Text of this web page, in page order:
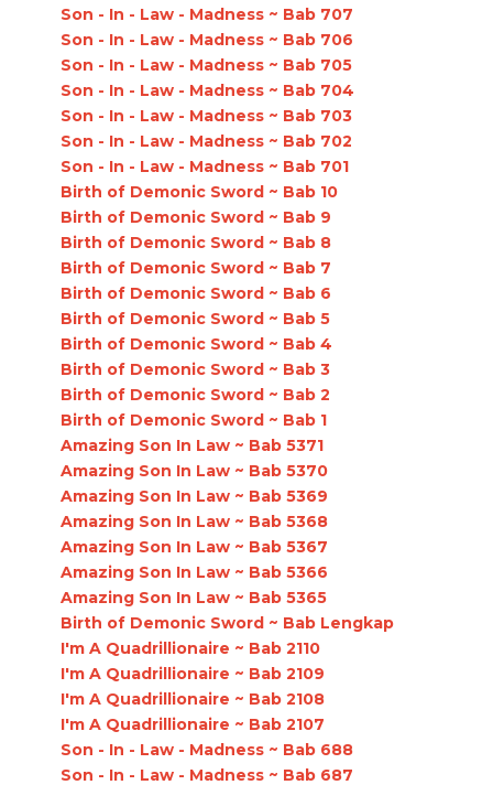
Son - In - Law - Madness ~ Bab 707
Son - In - Law - Madness ~ Bab 706
Son - In - Law - Madness ~ Bab 705
Son - In - Law - Madness ~ Bab 704
Son - In - Law - Madness ~ Bab 703
Son - In - Law - Madness ~ Bab 702
Son - In - Law - Madness ~ Bab 701
Birth of Demonic Sword ~ Bab 10
Birth of Demonic Sword ~ Bab 9
Birth of Demonic Sword ~ Bab 8
Birth of Demonic Sword ~ Bab 7
Birth of Demonic Sword ~ Bab 6
Birth of Demonic Sword ~ Bab 5
Birth of Demonic Sword ~ Bab 4
Birth of Demonic Sword ~ Bab 3
Birth of Demonic Sword ~ Bab 2
Birth of Demonic Sword ~ Bab 1
Amazing Son In Law ~ Bab 5371
Amazing Son In Law ~ Bab 5370
Amazing Son In Law ~ Bab 5369
Amazing Son In Law ~ Bab 5368
Amazing Son In Law ~ Bab 5367
Amazing Son In Law ~ Bab 5366
Amazing Son In Law ~ Bab 5365
Birth of Demonic Sword ~ Bab Lengkap
I'm A Quadrillionaire ~ Bab 2110
I'm A Quadrillionaire ~ Bab 2109
I'm A Quadrillionaire ~ Bab 2108
I'm A Quadrillionaire ~ Bab 2107
Son - In - Law - Madness ~ Bab 688
Son - In - Law - Madness ~ Bab 687